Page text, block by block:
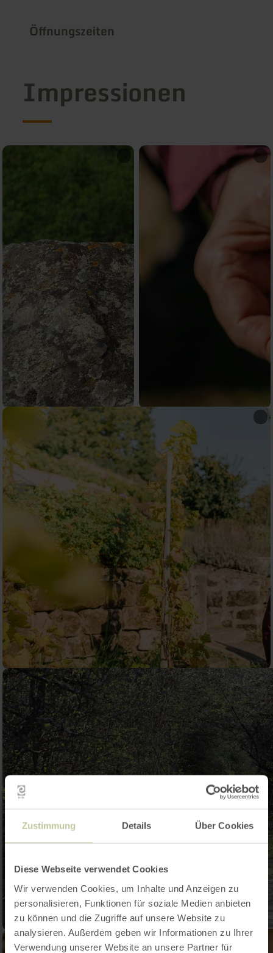
Zustimmung Details Über Cookies
Diese Webseite verwendet Cookies
Wir verwenden Cookies, um Inhalte und Anzeigen zu
personalisieren, Funktionen für soziale Medien anbieten
zu können und die Zugriffe auf unsere Website zu
analysieren. Außerdem geben wir Informationen zu Ihrer
Verwendung unserer Website an unsere Partner für
Öffnungszeiten
Impressionen